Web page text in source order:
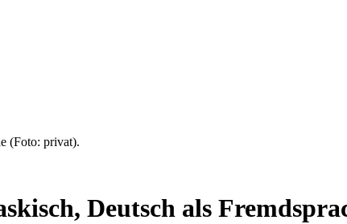
(Foto: privat).
Deutsch als